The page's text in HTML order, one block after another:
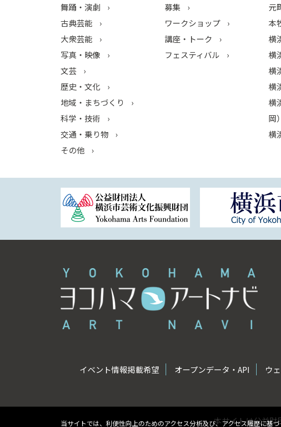
舞踊・演劇
古典芸能
大衆芸能
写真・映像
文芸
歴史・文化
地域・まちづくり
科学・技術
交通・乗り物
その他
募集
ワークショップ
講座・トーク
フェスティバル
元
本
横
横
横
横
横
岡）
横
当サイトでは、利便性向上のためのアクセス分析及び、アクセス履歴に基
イベント情報掲載希望 オープンデータ・API ウ
本サイトは公益財